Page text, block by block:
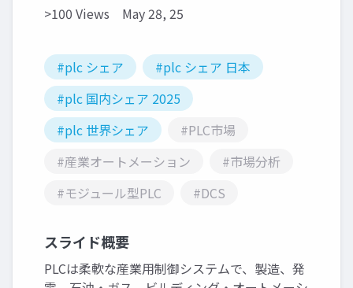
>100 Views May 28, 25
#plc シェア
#plc シェア 日本
#plc 国内シェア 2025
#plc 世界シェア
#PLC市場
#産業オートメーション
#市場分析
#モジュール型PLC
#DCS
スライド概要
PLCは柔軟な産業用制御システムで、製造、発